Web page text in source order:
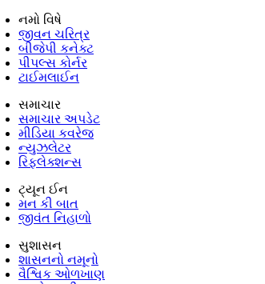
નમો વિષે
જીવન ચરિત્ર
બીજેપી કનેક્ટ
પીપલ્સ કોર્નર
ટાઈમલાઈન
સમાચાર
સમાચાર અપડેટ
મીડિયા કવરેજ
ન્યુઝલેટર
રિફ્લેક્શન્સ
ટ્યૂન ઈન
મન કી બાત
જીવંત નિહાળો
સુશાસન
શાસનનો નમૂનો
વૈશ્વિક ઓળખાણ